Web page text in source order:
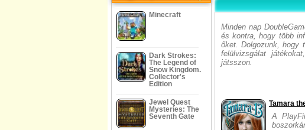
Minecraft
Dark Strokes:
The Legend of
Snow Kingdom.
Collector's
Edition
Jewel Quest
Mysteries: The
Seventh Gate
Minden nap
és kontra, hogy több
őket. Dolgozunk, hogy
felülvizsgálat
játsszon.
Tamara
A